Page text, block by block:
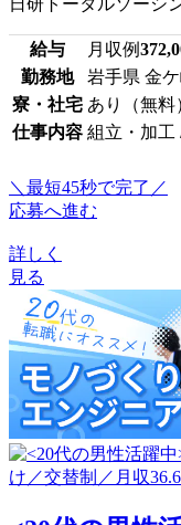
日研トータルソーシ
給与 月収例
勤務地
岩手県 金
寮・社宅 あり（無料
仕事内容 組立・加工
＼最短45秒で完了／
応募へ進む
詳しく
見る